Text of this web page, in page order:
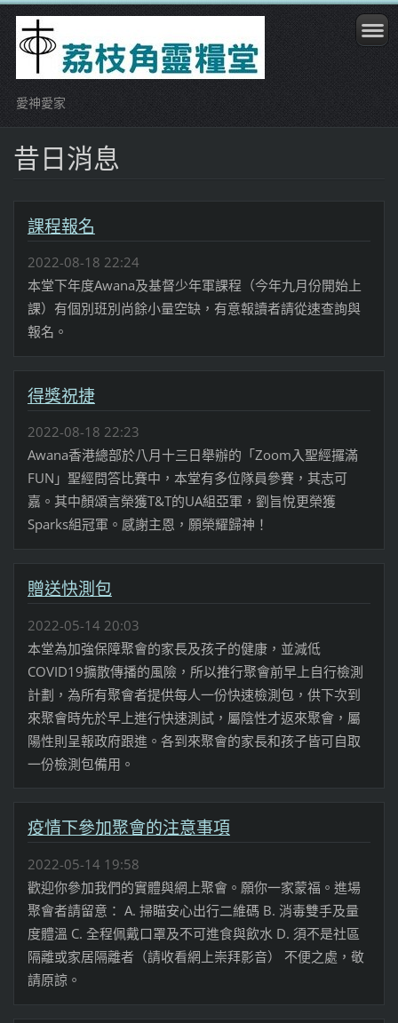
愛神愛家
昔日消息
課程報名
2022-08-18 22:24
本堂下年度Awana及基督少年軍課程（今年九月份開始上
課）有個別班別尚餘小量空缺，有意報讀者請從速查詢與
報名。
得獎祝捷
2022-08-18 22:23
Awana香港總部於八月十三日舉辦的「Zoom入聖經攞滿
FUN」聖經問答比賽中，本堂有多位隊員參賽，其志可
嘉。其中顏頌言榮獲T&T的UA組亞軍，劉旨悅更榮獲
Sparks組冠軍。感謝主恩，願榮耀歸神！
贈送快測包
2022-05-14 20:03
本堂為加強保障聚會的家長及孩子的健康，並減低
COVID19擴散傳播的風險，所以推行聚會前早上自行檢測
計劃，為所有聚會者提供每人一份快速檢測包，供下次到
來聚會時先於早上進行快速測試，屬陰性才返來聚會，屬
陽性則呈報政府跟進。各到來聚會的家長和孩子皆可自取
一份檢測包備用。
疫情下參加聚會的注意事項
2022-05-14 19:58
歡迎你參加我們的實體與網上聚會。願你一家蒙福。進場
聚會者請留意： A. 掃瞄安心出行二維碼 B. 消毒雙手及量
度體溫 C. 全程佩戴口罩及不可進食與飲水 D. 須不是社區
隔離或家居隔離者（請收看網上崇拜影音） 不便之處，敬
請原諒。